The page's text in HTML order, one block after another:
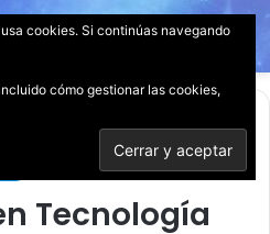
Tecnología
cookies. Si continúas navegando
cómo gestionar las cookies,